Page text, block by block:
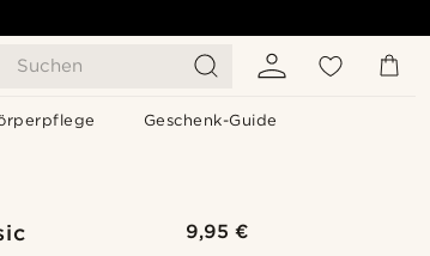
Suchen
Geschenk-Guide
9,95 €